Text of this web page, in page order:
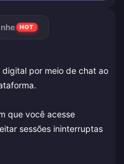
HOT
por meio de chat ao
que você acesse
sessões ininterruptas